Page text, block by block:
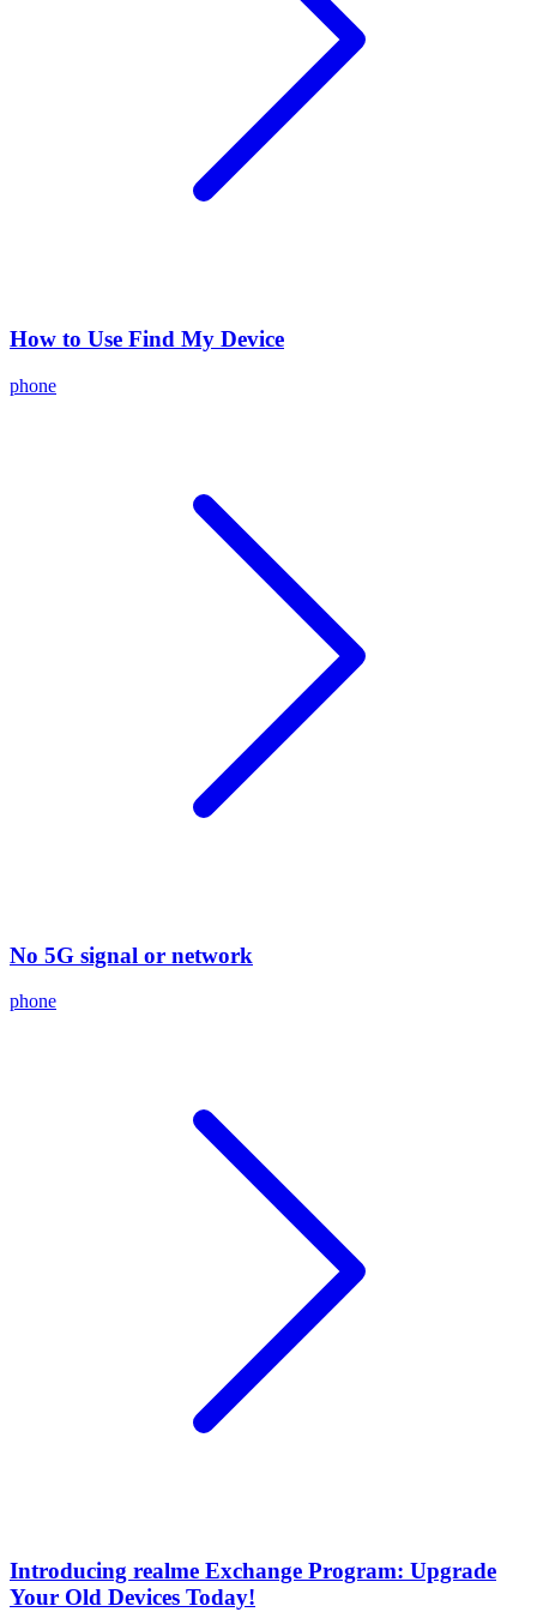
How to Use Find My Device
phone
No 5G signal or network
phone
Introducing realme Exchange Program: Upgrade
Your Old Devices Today!